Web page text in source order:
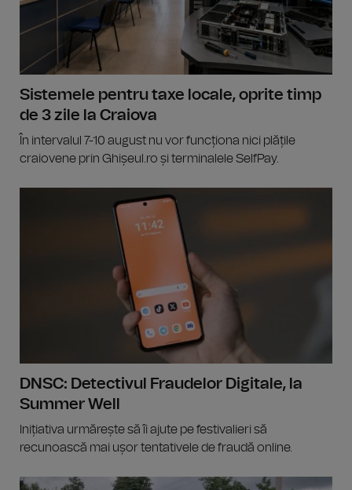
Sistemele pentru taxe locale, oprite timp
de 3 zile la Craiova
În intervalul 7-10 august nu vor funcționa nici plățile
craiovene prin Ghișeul.ro și terminalele SelfPay.
DNSC: Detectivul Fraudelor Digitale, la
Summer Well
Inițiativa urmărește să îi ajute pe festivalieri să
recunoască mai ușor tentativele de fraudă online.